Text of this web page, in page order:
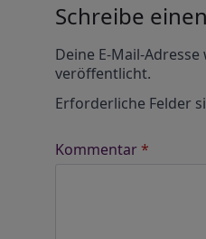
Schreibe
Deine E-Mail-
veröffentlicht.
Erforderliche Felder
Kommentar*